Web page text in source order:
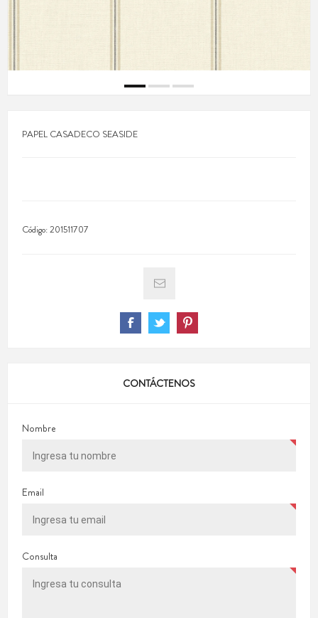
PAPEL CASADECO SEASIDE
Código:201511707
CONTÁCTENOS
Nombre
Email
Consulta